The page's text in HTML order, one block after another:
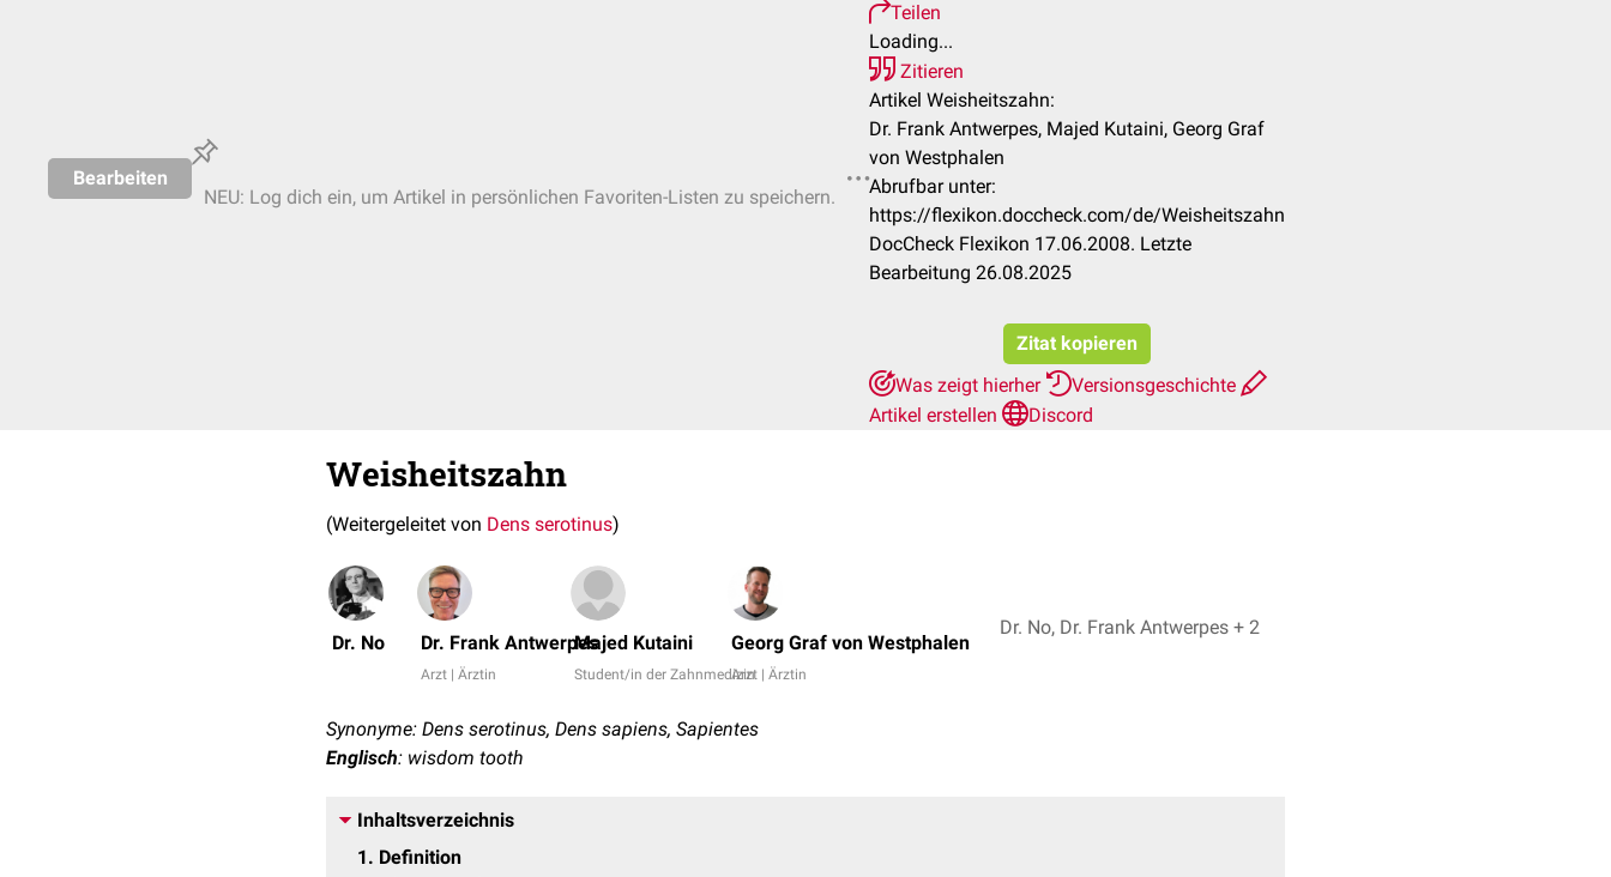
Bearbeiten
NEU: Log dich ein, um Artikel in persönlichen Favoriten-Listen zu speichern.
Teilen
Loading...
Zitieren
Artikel Weisheitszahn:
Dr. Frank Antwerpes, Majed Kutaini, Georg Graf
von Westphalen
Abrufbar unter:
https://flexikon.doccheck.com/de/Weisheitszahn
DocCheck Flexikon 17.06.2008. Letzte
Bearbeitung 26.08.2025
Zitat kopieren
Was zeigt hierher
Versionsgeschichte
Artikel erstellen
Discord
Weisheitszahn
(Weitergeleitet von Dens serotinus)
Dr. No Dr. Frank Antwerpes
Arzt | Ärztin
Majed Kutaini
Student/in der Zahnmedizin
Georg Graf von Westphalen
Arzt | Ärztin
Dr. No, Dr. Frank Antwerpes + 2
Synonyme: Dens serotinus, Dens sapiens, Sapientes
Englisch: wisdom tooth
Inhaltsverzeichnis
1
Definition